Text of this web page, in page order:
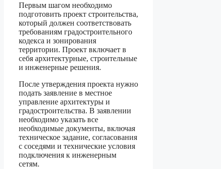
Первым шагом необходимо
подготовить проект строительства,
который должен соответствовать
требованиям градостроительного
кодекса и зонирования
территории. Проект включает в
себя архитектурные, строительные
и инженерные решения.
После утверждения проекта нужно
подать заявление в местное
управление архитектуры и
градостроительства. В заявлении
необходимо указать все
необходимые документы, включая
техническое задание, согласования
с соседями и технические условия
подключения к инженерным
сетям.